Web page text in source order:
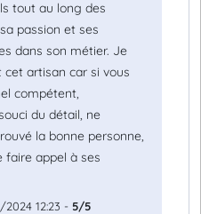
tout au long des
passion et ses
dans son métier. Je
artisan car si vous
compétent,
du détail, ne
la bonne personne,
faire appel à ses
12:23 - 5/5